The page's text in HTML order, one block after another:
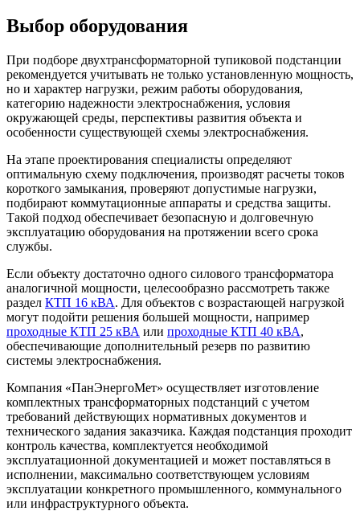
Выбор оборудования
При подборе двухтрансформаторной тупиковой подстанции
рекомендуется учитывать не только установленную мощность,
но и характер нагрузки, режим работы оборудования,
категорию надежности электроснабжения, условия
окружающей среды, перспективы развития объекта и
особенности существующей схемы электроснабжения.
На этапе проектирования специалисты определяют
оптимальную схему подключения, производят расчеты токов
короткого замыкания, проверяют допустимые нагрузки,
подбирают коммутационные аппараты и средства защиты.
Такой подход обеспечивает безопасную и долговечную
эксплуатацию оборудования на протяжении всего срока
службы.
Если объекту достаточно одного силового трансформатора
аналогичной мощности, целесообразно рассмотреть также
раздел КТП 16 кВА. Для объектов с возрастающей нагрузкой
могут подойти решения большей мощности, например
проходные КТП 25 кВА или проходные КТП 40 кВА,
обеспечивающие дополнительный резерв по развитию
системы электроснабжения.
Компания «ПанЭнергоМет» осуществляет изготовление
комплектных трансформаторных подстанций с учетом
требований действующих нормативных документов и
технического задания заказчика. Каждая подстанция проходит
контроль качества, комплектуется необходимой
эксплуатационной документацией и может поставляться в
исполнении, максимально соответствующем условиям
эксплуатации конкретного промышленного, коммунального
или инфраструктурного объекта.